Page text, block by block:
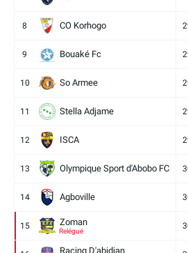
8 CO Korhogo
9 Bouaké Fc
10 So Armee
11 Stella Adjame
12 ISCA
13 Olympique Sport d'Abobo FC
14 Agboville
15 Zoman
Relégué
Racing D'abidjan